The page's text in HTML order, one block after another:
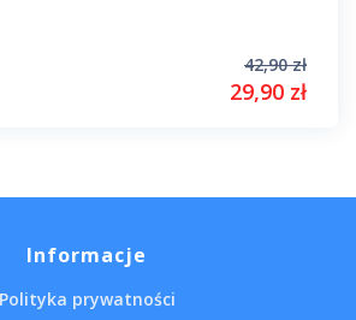
42,90 zł
29,90 zł
Informacje
Polityka prywatności